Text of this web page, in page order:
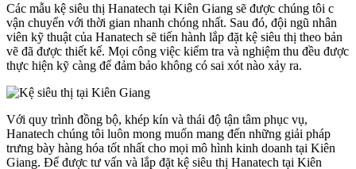
Các mẫu kệ siêu thị Hanatech tại Kiên Giang sẽ được chúng tôi c
vận chuyển với thời gian nhanh chóng nhất. Sau đó, đội ngũ nhân
viên kỹ thuật của Hanatech sẽ tiến hành lắp đặt kệ siêu thị theo bản
vẽ đã được thiết kế. Mọi công việc kiểm tra và nghiệm thu đều được
thực hiện kỹ càng để đảm bảo không có sai xót nào xảy ra.
Với quy trình đồng bộ, khép kín và thái độ tận tâm phục vụ,
Hanatech chúng tôi luôn mong muốn mang đến những giải pháp
trưng bày hàng hóa tốt nhất cho mọi mô hình kinh doanh tại Kiên
Giang. Để được tư vấn và lắp đặt kệ siêu thị Hanatech tại Kiên